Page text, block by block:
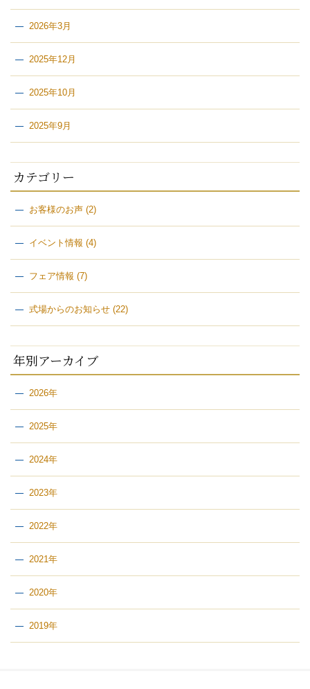
2026年3月
2025年12月
2025年10月
2025年9月
カテゴリー
お客様のお声(2)
イベント情報 (4)
フェア情報 (7)
式場からのお知らせ(22)
年別アーカイブ
2026年
2025年
2024年
2023年
2022年
2021年
2020年
2019年